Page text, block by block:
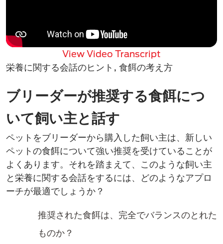
View Video Transcript
栄養に関する会話のヒント, 食餌の考え方
ブリーダーが推奨する食餌につ
いて飼い主と話す
ペットをブリーダーから購入した飼い主は、新しい
ペットの食餌について強い推奨を受けていることが
よくあります。それを踏まえて、このような飼い主
と栄養に関する会話をするには、どのようなアプロ
ーチが最適でしょうか？
推奨された食餌は、完全でバランスのとれた
ものか？